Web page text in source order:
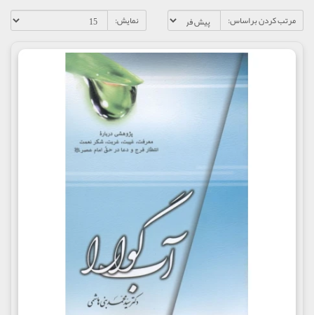
مرتب کردن براساس:
نمایش: